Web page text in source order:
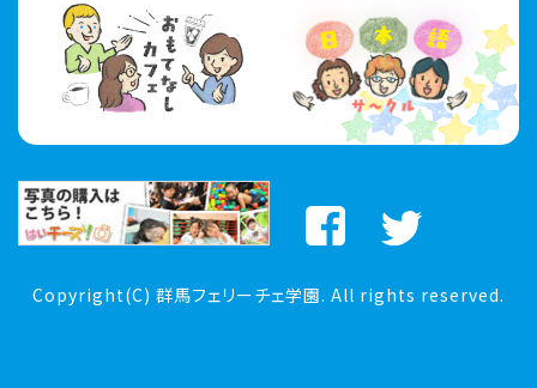
Copyright(C) 群馬フェリーチェ学園. All rights reserved.